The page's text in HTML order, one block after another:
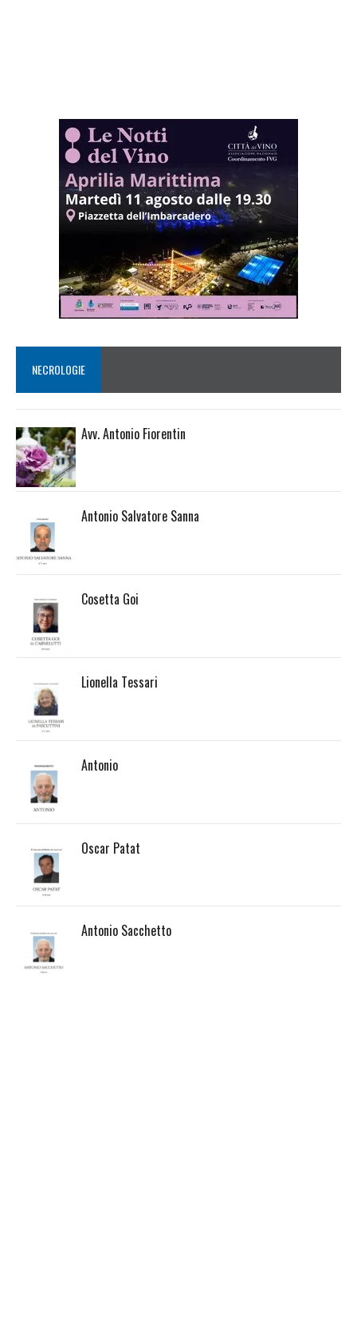
NECROLOGIE
Avv. Antonio Fiorentin
Antonio Salvatore Sanna
Cosetta Goi
Lionella Tessari
Antonio
Oscar Patat
Antonio Sacchetto